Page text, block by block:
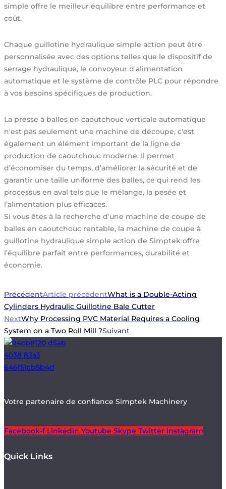
simple offre le meilleur équilibre entre performance et
coût.
Chaque guillotine hydraulique simple action peut être
personnalisée avec des options telles que le dispositif de
serrage hydraulique, le convoyeur d'alimentation
automatique et le système de contrôle PLC pour répondre
à vos besoins spécifiques de production.
La presse à balles en caoutchouc verticale automatique
n'est pas seulement une machine de découpe, c'est
également un élément important de la ligne de
production de caoutchouc moderne. Il permet
d’économiser du temps, d’améliorer la sécurité et de
garantir une taille uniforme des balles, ce qui rend les
processus en aval tels que le mélange, la pesée et
l’alimentation plus efficaces.
Si vous êtes à la recherche d’une machine de coupe de
balles en caoutchouc rentable, la machine de coupe à
guillotine hydraulique simple action de Simptek offre
l’équilibre parfait entre performances, durabilité et
économie.
PrécédentArticle précédentWhat is a Double-Acting
Cylinders Hydraulic Guillotine Bale Cutter
NextWhy Processing PVC Material Requires a Cooling
System on a Two Roll Mill ?Suivant
Votre partenaire de confiance Simptek Machinery
Facebook-f Linkedin Youtube Skype Twitter Instagram
Quick Links